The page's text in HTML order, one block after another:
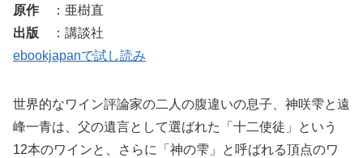
原作
：亜樹直
出版
：講談社
ebookjapanで試し読み
世界的なワイン評論家の二人の腹違いの息子、神咲雫と遠
峰一青は、父の遺言として選ばれた「十二使徒」という
12本のワインと、さらに「神の雫」と呼ばれる頂点のワ